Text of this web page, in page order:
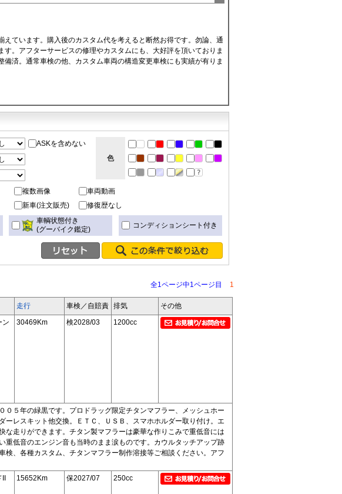
ています。購入後のカスタム代を考えると断然お得です。勿論、通
。アフターサービスの修理やカスタムにも、大好評を頂いておりま
済。通常車検の他、カスタム車両の構造変更車検にも実績が有りま
ASKを含めない
色
複数画像
車両動画
新車(注文販売)
修復歴なし
車輌状態付き
(グーバイク鑑定)
コンディションシート付き
全1ページ中1ページ目 1
走行 車検／自賠責 排気
その他
ン
30469Km 検2028/03 1200cc
５年の緑黒です。プロドラッグ限定チタンマフラー、メッシュホー
レスキット他交換。ＥＴＣ、ＵＳＢ、スマホホルダー取り付け。エ
走りができます。チタン製マフラーは豪華な作りこみで重低音には
低音のエンジン音も当時のまま涙ものです。カウルタッチアップ跡
、各種カスタム、チタンマフラー制作溶接等ご相談ください。アフ
II 15652Km 保2027/07 250cc